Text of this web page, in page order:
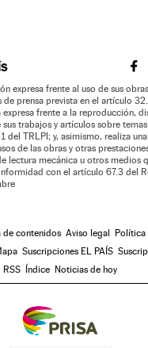
EL
expresa frente al uso de sus
de prensa prevista en el artículo
expresa frente a la reproducción,
trabajos y artículos sobre
del TRLPI; y, asimismo, realiza
de las obras y otras
lectura mecánica u otros medios
con el artículo 67.3 del
de contenidos Aviso legal Política
Suscripciones EL PAÍS
RSS Índice Noticias de hoy